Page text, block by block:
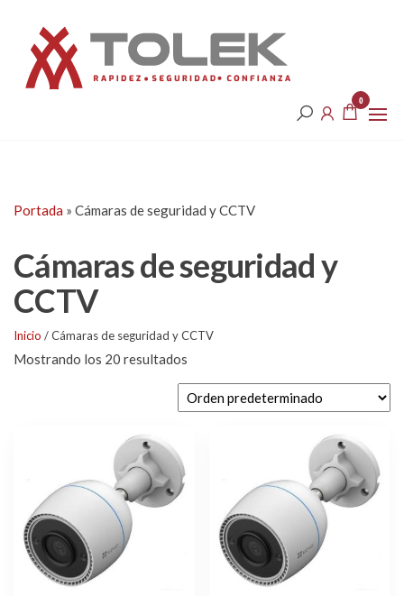
contenido
0
Portada » Cámaras de seguridad y CCTV
Cámaras de seguridad y
CCTV
Inicio / Cámaras de seguridad y CCTV
Mostrando los 20 resultados